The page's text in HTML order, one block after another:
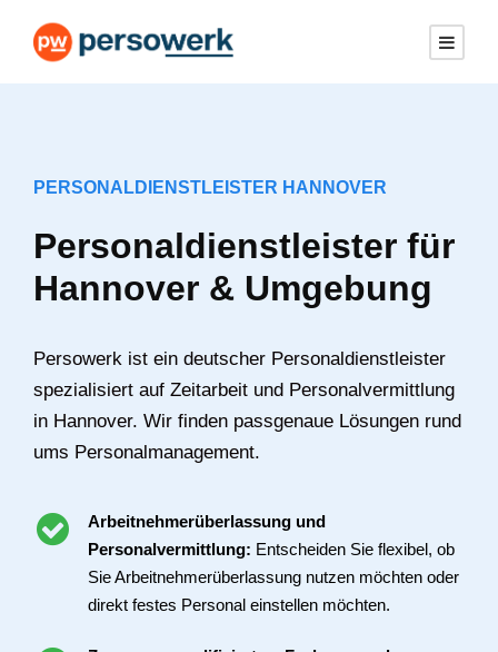
PERSONALDIENSTLEISTER HANNOVER
Personaldienstleister für
Hannover & Umgebung
Persowerk ist ein deutscher Personaldienstleister
spezialisiert auf Zeitarbeit und Personalvermittlung
in Hannover. Wir finden passgenaue Lösungen rund
ums Personalmanagement.
Arbeitnehmerüberlassung und
Personalvermittlung: Entscheiden Sie flexibel, ob
Sie Arbeitnehmerüberlassung nutzen möchten oder
direkt festes Personal einstellen möchten.